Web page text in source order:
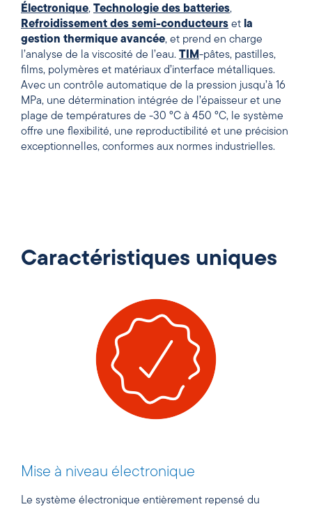
Électronique, Technologie des batteries,
Refroidissement des semi-conducteurs et la
gestion thermique avancée, et prend en charge
l’analyse de la viscosité de l’eau. TIM-pâtes, pastilles,
films, polymères et matériaux d’interface métalliques.
Avec un contrôle automatique de la pression jusqu’à 16
MPa, une détermination intégrée de l’épaisseur et une
plage de températures de -30 °C à 450 °C, le système
offre une flexibilité, une reproductibilité et une précision
exceptionnelles, conformes aux normes industrielles.
Caractéristiques uniques
Mise à niveau électronique
Le système électronique entièrement repensé du